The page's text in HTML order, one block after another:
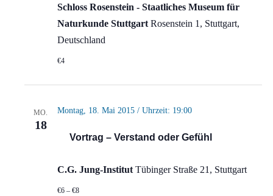
Schloss Rosenstein - Staatliches Museum für
Naturkunde Stuttgart Rosenstein 1, Stuttgart,
Deutschland
€4
MO.
18
Vortrag – Verstand oder Gefühl
Montag, 18. Mai 2015 / Uhrzeit: 19:00
C.G. Jung-Institut Tübinger Straße 21, Stuttgart
€6 – €8